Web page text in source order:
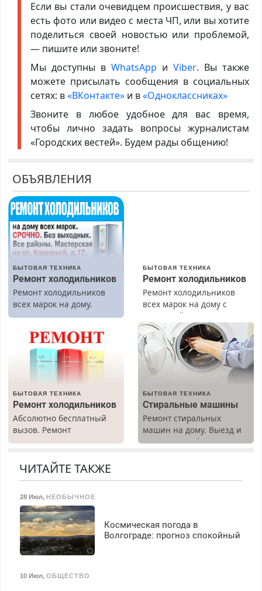
Если вы стали очевидцем происшествия, у вас
есть фото или видео с места ЧП, или вы хотите
поделиться своей новостью или проблемой,
— пишите или звоните!
Мы доступны в WhatsApp иViber. Вы также
можете присылать сообщения в социальных
сетях: в«ВКонтакте»и в«Одноклассниках»
Звоните в любое удобное для вас время,
чтобы лично задать вопросы журналистам
«Городских вестей». Будем рады общению!
ОБЪЯВЛЕНИЯ
БЫТОВАЯ ТЕХНИКА
Ремонт холодильников
Ремонт холодильников
всех марок на дому.
БЫТОВАЯ ТЕХНИКА
Ремонт холодильников
Ремонт холодильников
всех марок на дому с
гарантией. Замена
резины. Качественно.
Недорого. Без выходных.
Все районы. Скидка.
Вызов бесплатный.
БЫТОВАЯ ТЕХНИКА
Ремонт холодильников
Абсолютно бесплатный
вызов. Ремонт
холодильников всех
гарантией. Все р-ны.
40%. Мастер со стажем.
БЫТОВАЯ ТЕХНИКА
Стиральные машины
Ремонт стиральных
машин на дому. Выезд и
диагностика бесплатно.
ЧИТАЙТЕ ТАКЖЕ
28 Июл, НЕОБЫЧНОЕ
Космическая погода в
Волгограде: прогноз спокойный
10 Июл, ОБЩЕСТВО